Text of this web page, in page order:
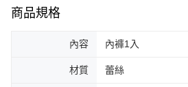
商品規格
內容 內褲1入
材質 蕾絲